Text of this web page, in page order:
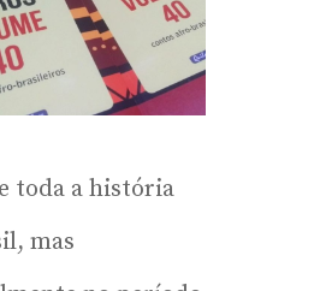
toda a história
mas